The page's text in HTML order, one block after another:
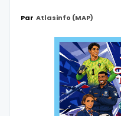
Par Atlasinfo (MAP)